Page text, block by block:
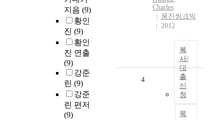
지음 (9)
황인
진 (9)
황인
진 연출
(9)
강준
린 (9)
강준
린 편저
(9)
Charles
웅진씽크빅
2012
복
사/
대
출
신
청
목
4